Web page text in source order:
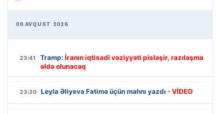
09 AVQUST 2026
23:41 Tramp: İranın iqtisadi vəziyyəti pisləşir, razılaşma
əldə olunacaq
23:20 Leyla Əliyeva Fatimə üçün mahnı yazdı - VİDEO